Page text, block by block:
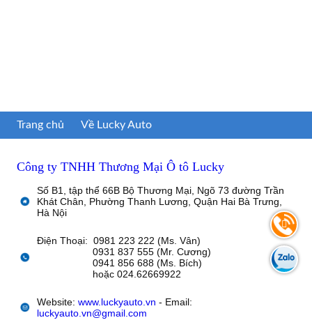
Trang chủ Về Lucky Auto
Công ty TNHH Thương Mại Ô tô Lucky
Số B1, tập thể 66B Bộ Thương Mại, Ngõ 73 đường Trần
Khát Chân, Phường Thanh Lương, Quận Hai Bà Trưng,
Hà Nội
Điện Thoại: 0981 223 222 (Ms. Vân)
0931 837 555 (Mr. Cương)
0941 856 688 (Ms. Bích)
hoặc 024.62669922
Website: www.luckyauto.vn - Email:
luckyauto.vn@gmail.com